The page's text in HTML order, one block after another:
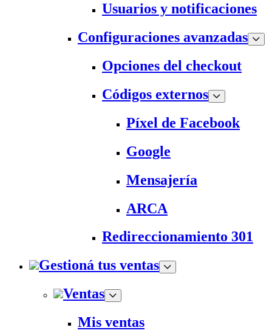
Usuarios y notificaciones
Configuraciones avanzadas
Opciones del checkout
Códigos externos
Píxel de Facebook
Google
Mensajería
ARCA
Redireccionamiento 301
Gestioná tus ventas
Ventas
Mis ventas